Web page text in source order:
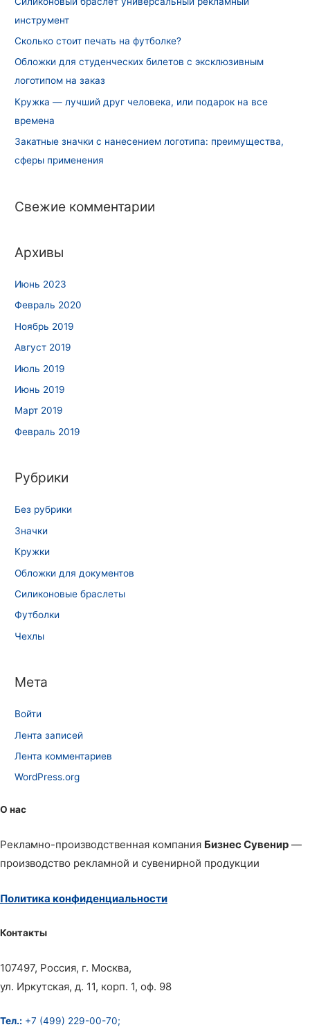
инструмент
Сколько стоит печать на футболке?
Обложки для студенческих билетов с эксклюзивным
логотипом на заказ
Кружка — лучший друг человека, или подарок на все
времена
Закатные значки с нанесением логотипа: преимущества,
сферы применения
Свежие комментарии
Архивы
Июнь 2023
Февраль 2020
Ноябрь 2019
Август 2019
Июль 2019
Июнь 2019
Март 2019
Февраль 2019
Рубрики
Без рубрики
Значки
Кружки
Обложки для документов
Силиконовые браслеты
Футболки
Чехлы
Мета
Войти
Лента записей
Лента комментариев
WordPress.org
О нас
Рекламно-производственная компания Бизнес Сувенир —
производство рекламной и сувенирной продукции
Политика конфиденциальности
Контакты
107497, Россия, г. Москва,
ул. Иркутская, д. 11, корп. 1, оф. 98
Тел.: +7 (499) 229-00-70;